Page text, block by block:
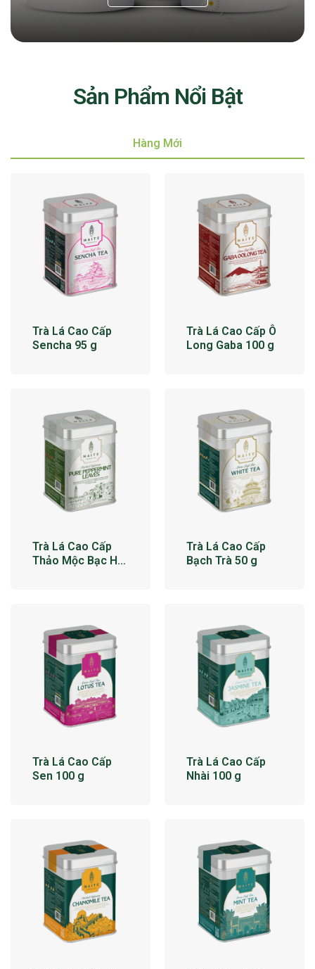
Sản Phẩm Nổi Bật
Hàng Mới
Trà Lá Cao Cấp
Sencha 95 g
Trà Lá Cao Cấp Ô
Long Gaba 100 g
Trà Lá Cao Cấp
Thảo Mộc Bạc Hà
Trà Lá Cao Cấp
Bạch Trà 50 g
Trà Lá Cao Cấp
Sen 100 g
Trà Lá Cao Cấp
Nhài 100 g